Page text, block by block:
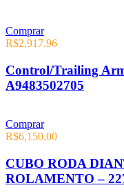
Comprar
R$2,917.96
Control/Trailing
A9483502705
Comprar
R$6,150.00
CUBO RODA
ROLAMENTO –